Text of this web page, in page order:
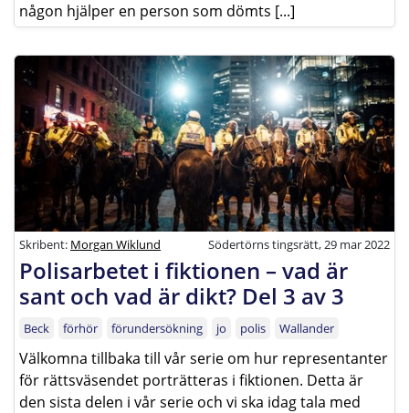
någon hjälper en person som dömts [...]
Skribent: Morgan Wiklund Södertörns tingsrätt, 29 mar 2022
Polisarbetet i fiktionen – vad är
sant och vad är dikt? Del 3 av 3
Beck förhör förundersökning jo polis Wallander
Välkomna tillbaka till vår serie om hur representanter
för rättsväsendet porträtteras i fiktionen. Detta är
den sista delen i vår serie och vi ska idag tala med